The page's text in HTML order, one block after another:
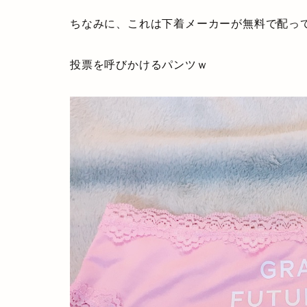
ちなみに、これは下着メーカーが無料で配
投票を呼びかけるパンツｗ